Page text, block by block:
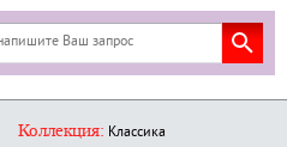
Коллекция: Классика